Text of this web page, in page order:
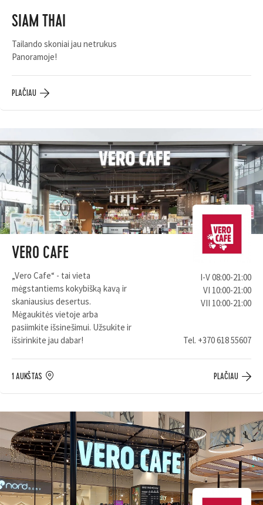
SIAM THAI
Tailando skoniai jau netrukus
Panoramoje!
PLAČIAU
VERO CAFE
„Vero Cafe“ - tai vieta
mėgstantiems kokybišką kavą ir
skaniausius desertus.
Mėgaukitės vietoje arba
pasiimkite išsinešimui. Užsukite ir
išsirinkite jau dabar!
I-V 08:00-21:00
VI 10:00-21:00
VII 10:00-21:00
Tel. +370 618 55607
1 AUKŠTAS PLAČIAU